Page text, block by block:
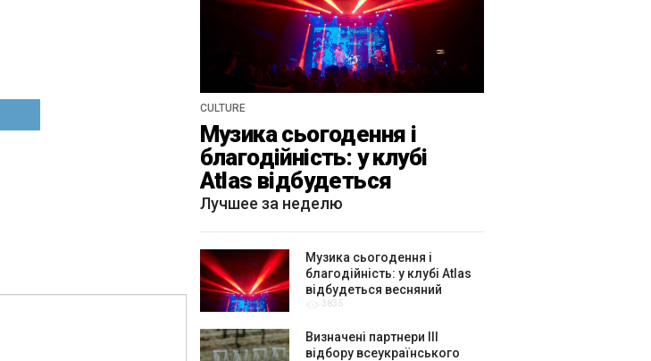
CULTURE
Музика сьогодення і
благодійність: у клубі
Atlas відбудеться
весняний «ГОМІН»
Лучшее за неделю
Музика сьогодення і
благодійність: у клубі Atlas
відбудеться весняний
«ГОМІН»
3835
Визначені партнери ІІІ
відбору всеукраїнського